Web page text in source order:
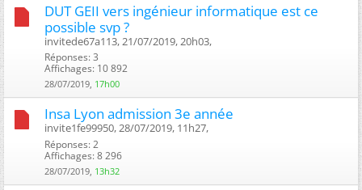
DUT GEII vers ingénieur informatique est ce
possible svp ?
invitede67a113, 21/07/2019, 20h03, ‎
Réponses: 3
Affichages: 10 892
28/07/2019, 17h00
Insa Lyon admission 3e année
invite1fe99950, 28/07/2019, 11h27, ‎
Réponses: 2
Affichages: 8 296
28/07/2019, 13h32